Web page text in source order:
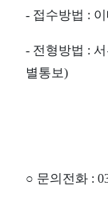
- 접수방법 :
- 전형방법 :
별통보)
○ 문의전화 :